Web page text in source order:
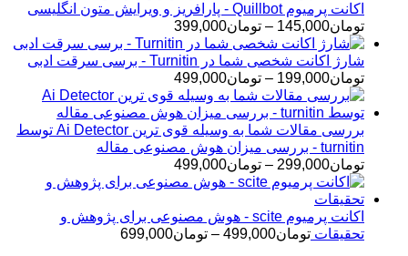
اکانت پرمیوم Quillbot - پارافریز و ویرایش متون انگلیسی
تومان145,000
– تومان399,000محدوده
قیمت:
تومان145,000
تا
تومان399,000
شارژ اکانت شخصی شما در Turnitin - برسی سرقت ادبی
تومان199,000
– تومان499,000محدوده
قیمت:
تومان199,000
تا
تومان499,000
بررسی مقالات شما به وسیله قوی ترین Ai Detector توسط
turnitin - بررسی میزان هوش مصنوعی مقاله
تومان299,000
– تومان499,000محدوده
قیمت:
تا
تومان499,000
اکانت پرمیوم scite - هوش مصنوعی برای پژوهش و
تحقیقات تومان499,000
– تومان699,000محدوده